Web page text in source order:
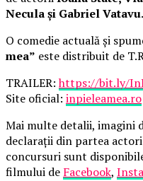
Necula și Gabriel Vatavu.
O comedie actuală și
mea” este distribuit de
TRAILER:https://bit.ly/
Site oficial: inpieleamea.ro
Mai multe detalii, imagini
declarații din partea
concursuri sunt
filmului de Facebook,